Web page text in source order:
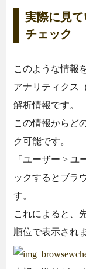
実際に見
チェック
このような情報
アナリティクス
解析情報です。
この情報からど
ク可能です。
「ユーザー > ユ
ックするとブラ
す。
これによると、
順位で表示され